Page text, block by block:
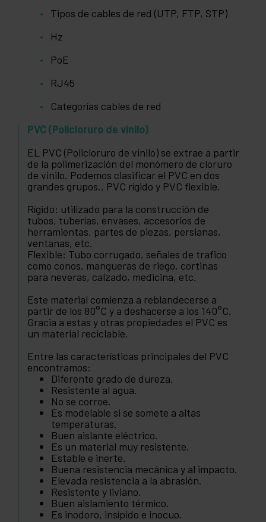
Tipos de cables de red (UTP, FTP, STP)
Hz
PoE
RJ45
Categorías cables de red
PVC (Policloruro de vinilo)
EL PVC (Policloruro de vinilo) se extrae a partir
de la polimerización del monómero de cloruro
de vinilo. Podemos clasificar el PVC en dos
grandes grupos., PVC rígido y PVC flexible.
Rígido: utilizado para la construcción de
tubos, tuberías, envases, accesorios de
herramientas, partes de piezas, persianas,
ventanas, etc.
Flexible: Tubo corrugado, señales de trafico
como conos. mangueras de riego, cortinas
para neveras, calzado, medicina, etc.
Este material comienza a reblandecerse a
partir de los 80°C y a deshacerse a los 140°C.
Gracia a estas y otras propiedades el PVC es
un material reciclable.
Entre las características principales del PVC
encontramos:
Diferente grado de dureza.
Resistente al agua.
No se corroe.
Es modelable si se somete a altas
temperaturas.
Buen aislante eléctrico.
Es un material muy resistente.
Estable e inerte.
Buena resistencia mecánica y al impacto.
Elevada resistencia a la abrasión.
Resistente y liviano.
Buen aislamiento térmico.
Es inodoro, insípido e inocuo.